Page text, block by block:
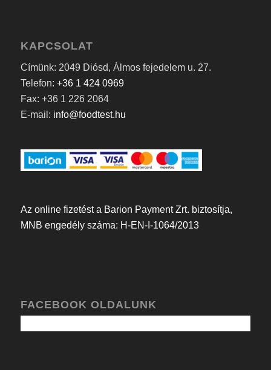
KAPCSOLAT
Címünk: 2049 Diósd, Álmos fejedelem u. 27.
Telefon: +36 1 424 0969
Fax: +36 1 226 2064
E-mail: info@foodtest.hu
Az online fizetést a Barion Payment Zrt. biztosítja,
MNB engedély száma: H-EN-I-1064/2013
FACEBOOK OLDALUNK